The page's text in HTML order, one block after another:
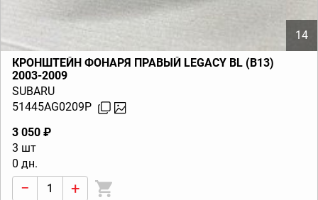
14
КРОНШТЕЙН ФОНАРЯ ПРАВЫЙ LEGACY BL (B13)
2003-2009
SUBARU
51445AG0209P
3 050 ₽
3 шт
0 дн.
− +